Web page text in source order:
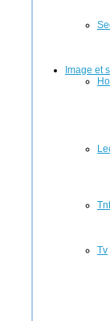
Image et
Tv